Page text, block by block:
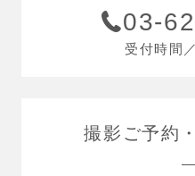
03-
受付時間
撮影ご予約